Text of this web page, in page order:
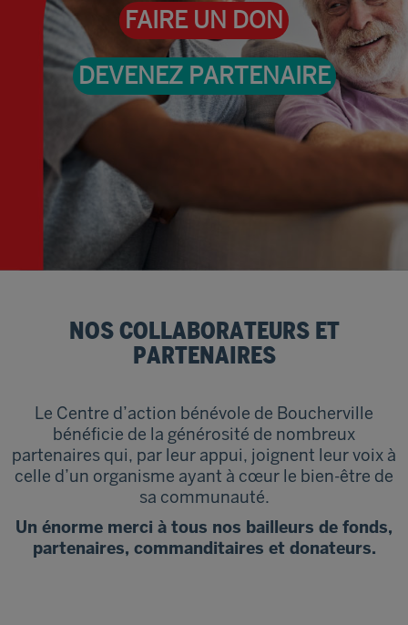
FAIRE UN DON
DEVENEZ PARTENAIRE
NOS COLLABORATEURS ET
PARTENAIRES
Le Centre d’action bénévole de Boucherville
bénéficie de la générosité de nombreux
partenaires qui, par leur appui, joignent leur voix à
celle d’un organisme ayant à cœur le bien-être de
sa communauté.
Un énorme merci à tous nos bailleurs de fonds,
partenaires, commanditaires et donateurs.